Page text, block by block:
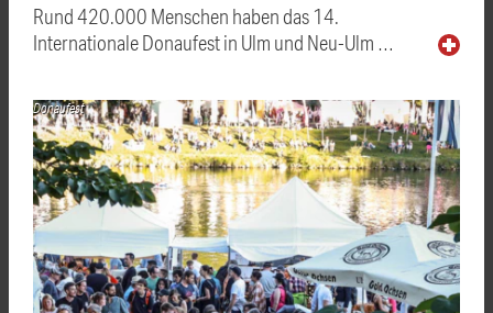
Rund 420.000 Menschen haben das 14.
Internationale Donaufest in Ulm und Neu-Ulm …
Donaufest